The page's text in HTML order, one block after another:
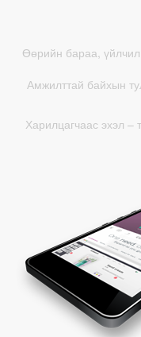
Өөрийн бараа,
Амжилттай байхын
Харилцагчаас эхэл –